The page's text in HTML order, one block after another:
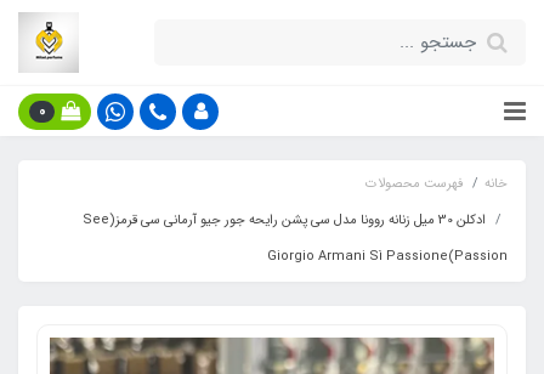
0
خانه
فهرست محصولات
ادکلن 30 میل زنانه روونا مدل سی پشن رایحه جور جیو آرمانی سی قرمز(See
Passion)Giorgio Armani Sì Passione